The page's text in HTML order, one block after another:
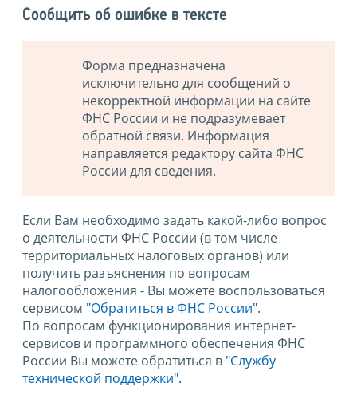
Сообщить об ошибке в тексте
Форма предназначена
исключительно для сообщений о
некорректной информации на сайте
ФНС России и не подразумевает
обратной связи. Информация
направляется редактору сайта ФНС
России для сведения.
Если Вам необходимо задать какой-либо вопрос
о деятельности ФНС России (в том числе
территориальных налоговых органов) или
получить разъяснения по вопросам
налогообложения - Вы можете воспользоваться
сервисом "Обратиться в ФНС России".
По вопросам функционирования интернет-
сервисов и программного обеспечения ФНС
России Вы можете обратиться в "Службу
технической поддержки".